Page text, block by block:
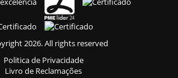
2026. All rights reserved
Politica de Privacidade
Livro de Reclamações